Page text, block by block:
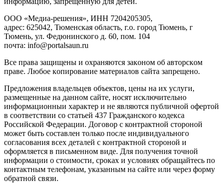
ООО «Медиа-решения», ИНН 7204205305,
адрес: 625042, Тюменская область, г.о. город Тюмень, г
Тюмень, ул. Федюнинского д. 60, пом. 104
почта: info@portalsaun.ru
Вce прaвa зaщищeны и oxpaняютcя зaкoнoм oб aвтopcкoм
прaве. Любoe кoпиpoвaниe мaтepиaлов caйтa зaпpeщeнo.
Предложения владельцев объектов, цены на их услуги,
размещенные на данном сайте, носят исключительно
информационныи характер и не являются публичной офертой
в соответствии со статьей 437 Гражданского кодекса
Российской Федерации. Договор с контрактной стороной
может быть составлен только после индивидуального
согласования всех деталей с контрактной стороной и
оформляется в письменном виде. Для получения точной
информации о стоимости, сроках и условиях обращайтесь по
контактным телефонам, указанным на сайте или через форму
обратной связи.